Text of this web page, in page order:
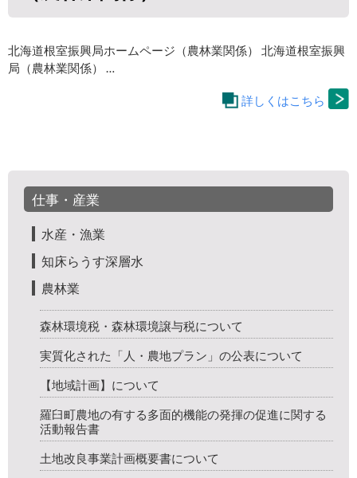
仕事・産業
水産・漁業
知床らうす深層水
農林業
森林環境税・森林環境譲与税について
実質化された「人・農地プラン」の公表について
【地域計画】について
羅臼町農地の有する多面的機能の発揮の促進に関する
活動報告書
土地改良事業計画概要書について
北海道根室振興局ホームページ（農林業関係） 北海道根室振興
局（農林業関係） …
詳しくはこちら